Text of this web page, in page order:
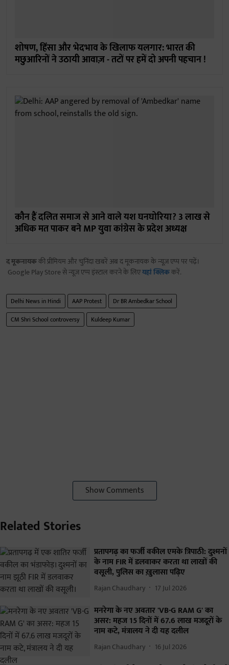
शोषण, हिंसा और भेदभाव के खिलाफ यलगार: भारत की
मछुआरिनों ने उठायी आवाज़ - तटों पर हमें दो अपनी पहचान !
कौन हैं दलित समाज से आने वाले यश घनघोरिया? 3 लाख से
अधिक मत पाकर बने MP युवा कांग्रेस के प्रदेश अध्यक्ष
द मूकनायककी प्रीमियम और चुनिंदा खबरें अब द मूकनायक के न्यूज़ एप्प पर पढ़ें।
Google Play Store से न्यूज़ एप्प इंस्टाल करने के लिएयहां क्लिककरें.
Delhi News in Hindi AAP Protest
Dr BR Ambedkar School
CM Shri School controversy
Kuldeep Kumar
Show Comments
Related Stories
प्रतापगढ़ का फर्जी वकील एमके त्रिपाठी: दुश्मनों
के नाम FIR में डलवाकर करता था लाखों की
वसूली, पुलिस का ख़ुलासा पढ़िए
Rajan Chaudhary 17 Jul 2026
मनरेगा के नए अवतार 'VB-G RAM G' का
असर: महज 15 दिनों में 67.6 लाख मजदूरों के
नाम कटे, मंत्रालय ने दी यह दलील
Rajan Chaudhary 16 Jul 2026